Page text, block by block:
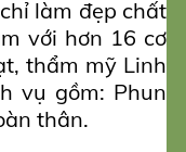
làm đẹp chất
với hơn 16 cơ
thẩm mỹ Linh
vụ gồm: Phun
thân.